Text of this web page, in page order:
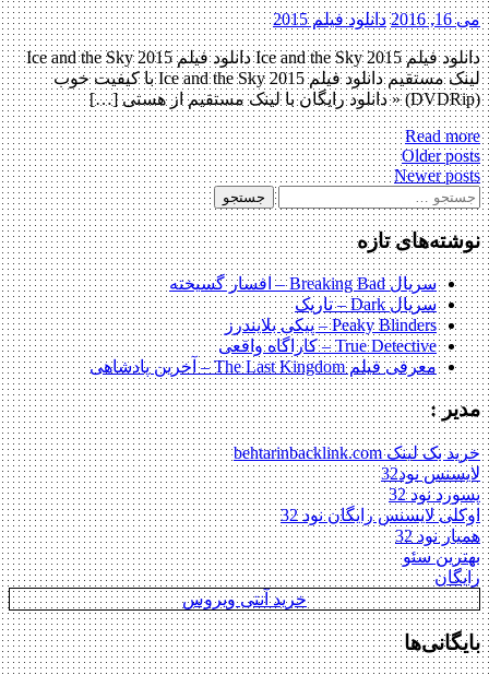
می 16, 2016 دانلود فیلم 2015
دانلود فیلم Ice and the Sky 2015 دانلود فیلم Ice and the Sky 2015
لینک مستقیم دانلود فیلم Ice and the Sky 2015 با کیفیت خوب
(DVDRip) « دانلود رایگان با لینک مستقیم از هستی […]
Read more
Posts
navigation
Older posts
Newer posts
جستجو
برای:
نوشته‌های تازه
سریال Breaking Bad – افسار گسیخته
سریال Dark – تاریک
Peaky Blinders – پیکی بلایندرز
True Detective – کاراگاه واقعی
معرفی فیلم The Last Kingdom – آخرین پادشاهی
مدیر :
خرید بک لینک behtarinbacklink.com
لایسنس نود32
پسورد نود 32
اوکلی لایسنس رایگان نود 32
همیار نود 32
بهترین سئو
رایگان
خرید آنتی ویروس
بایگانی‌ها